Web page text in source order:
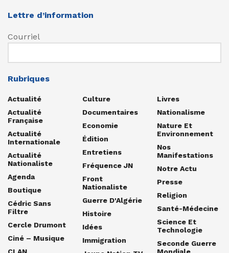
Lettre d’information
Courriel
Rubriques
Actualité
Actualité
Française
Actualité
Internationale
Actualité
Nationaliste
Agenda
Boutique
Cédric Sans
Filtre
Cercle Drumont
Ciné – Musique
CLAN
Culture
Documentaires
Economie
Édition
Entretiens
Fréquence JN
Front
Nationaliste
Guerre D'Algérie
Histoire
Idées
Immigration
Livres
Nationalisme
Nature Et
Environnement
Nos
Manifestations
Notre Actu
Presse
Religion
Santé-Médecine
Science Et
Technologie
Seconde Guerre
Mondiale